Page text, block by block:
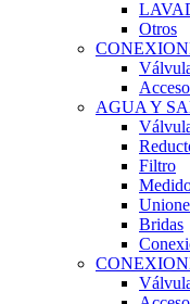
Otros
AGUA Y
Filtro
Bridas